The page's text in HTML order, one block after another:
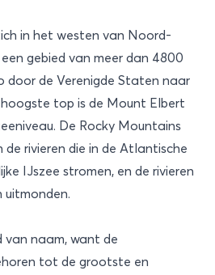
in het westen van Noord-
gebied van meer dan 4800
door de Verenigde Staten naar
top is de Mount Elbert
De Rocky Mountains
de rivieren die in de Atlantische
IJszee stromen, en de rivieren
uitmonden.
van naam, want de
tot de grootste en